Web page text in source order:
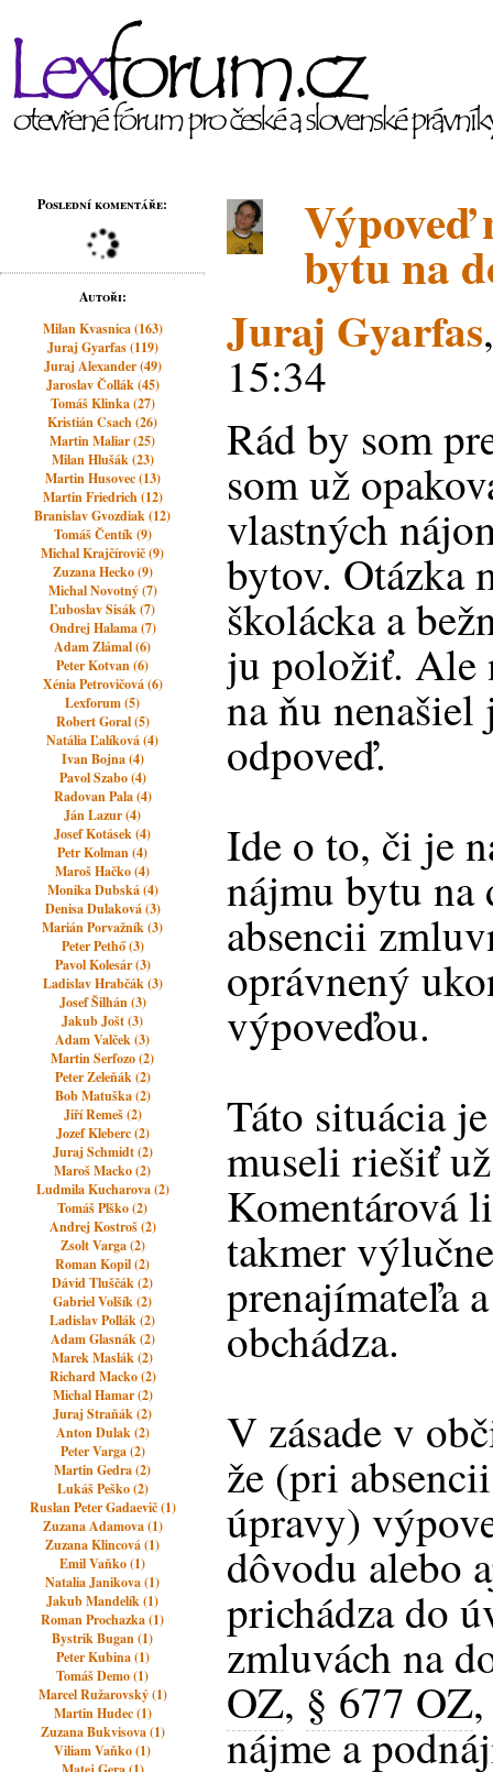
Poslední komentáře:
Autoři:
Milan Kvasnica (163)
Juraj Gyarfas (119)
Juraj Alexander (49)
Jaroslav Čollák (45)
Tomáš Klinka (27)
Kristián Csach (26)
Martin Maliar (25)
Milan Hlušák (23)
Martin Husovec (13)
Martin Friedrich (12)
Branislav Gvozdiak (12)
Tomáš Čentík (9)
Michal Krajčírovič (9)
Zuzana Hecko (9)
Michal Novotný (7)
Ľuboslav Sisák (7)
Ondrej Halama (7)
Adam Zlámal (6)
Peter Kotvan (6)
Xénia Petrovičová (6)
Lexforum (5)
Robert Goral (5)
Natália Ľalíková (4)
Ivan Bojna (4)
Pavol Szabo (4)
Radovan Pala (4)
Ján Lazur (4)
Josef Kotásek (4)
Petr Kolman (4)
Maroš Hačko (4)
Monika Dubská (4)
Denisa Dulaková (3)
Marián Porvažník (3)
Peter Pethő (3)
Pavol Kolesár (3)
Ladislav Hrabčák (3)
Josef Šilhán (3)
Jakub Jošt (3)
Adam Valček (3)
Martin Serfozo (2)
Peter Zeleňák (2)
Bob Matuška (2)
Jiří Remeš (2)
Jozef Kleberc (2)
Juraj Schmidt (2)
Maroš Macko (2)
Ludmila Kucharova (2)
Tomáš Plško (2)
Andrej Kostroš (2)
Zsolt Varga (2)
Roman Kopil (2)
Dávid Tluščák (2)
Gabriel Volšík (2)
Ladislav Pollák (2)
Adam Glasnák (2)
Marek Maslák (2)
Richard Macko (2)
Michal Hamar (2)
Juraj Straňák (2)
Anton Dulak (2)
Peter Varga (2)
Martin Gedra (2)
Lukáš Peško (2)
Ruslan Peter Gadaevič (1)
Zuzana Adamova (1)
Zuzana Klincová (1)
Emil Vaňko (1)
Natalia Janikova (1)
Jakub Mandelík (1)
Roman Prochazka (1)
Bystrik Bugan (1)
Peter Kubina (1)
Tomáš Demo (1)
Marcel Ružarovský (1)
Martin Hudec (1)
Zuzana Bukvisova (1)
Viliam Vaňko (1)
Výpoveď
bytu na
Juraj Gyarfas
15:34
Rád by som
som už
vlastných
bytov. Otázka
školácka a
ju položiť. Ale
na ňu nenašiel
odpoveď.
Ide o to, či je
nájmu bytu
absencii
oprávnený
výpoveďou.
Táto situácia
museli riešiť
Komentárová
takmer
prenajímateľa
obchádza.
V zásade v
že (pri
úpravy)
dôvodu alebo
prichádza do
zmluvách na
OZ, § 677 OZ
nájme a